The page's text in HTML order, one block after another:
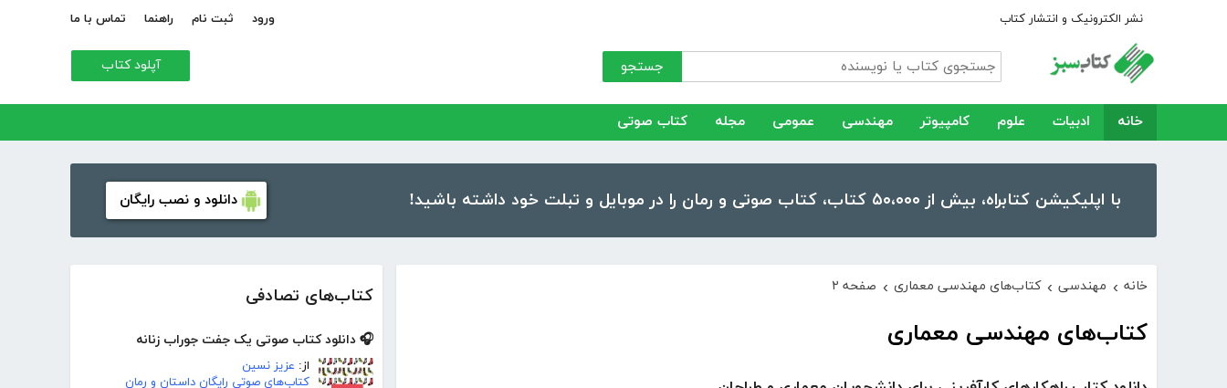
نشر الکترونیک و انتشار کتاب ورود ثبت نام راهنما تماس با ما
جستجو آپلود کتاب
خانه ادبیات علوم کامپیوتر مهندسی عمومی مجله کتاب صوتی
با اپلیکیشن کتابراه، بیش از ۵۰،۰۰۰ کتاب، کتاب صوتی و رمان را در موبایل و تبلت خود داشته باشید! دانلود و نصب رایگان
کتاب‌های تصادفی
🎧 دانلود کتاب صوتی یک جفت جوراب زنانه
از: عزیز نسین
کتاب‌های صوتی رایگان داستان و رمان
خانه › مهندسی › کتاب‌های مهندسی معماری › صفحه ۲
کتاب‌های مهندسی معماری